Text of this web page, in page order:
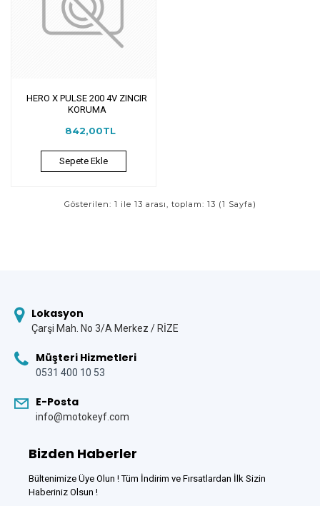
HERO X PULSE 200 4V ZINCIR
KORUMA
842,00TL
Sepete Ekle
Gösterilen: 1 ile 13 arası, toplam: 13 (1 Sayfa)
Lokasyon
Çarşi Mah. No 3/A Merkez / RİZE
Müşteri Hizmetleri
0531 400 10 53
E-Posta
info@motokeyf.com
Bizden Haberler
Bültenimize Üye Olun ! Tüm İndirim ve Fırsatlardan İlk Sizin
Haberiniz Olsun !